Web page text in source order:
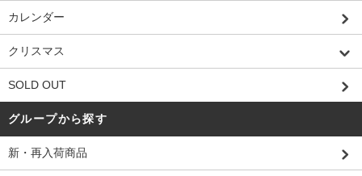
カレンダー
クリスマス
SOLD OUT
グループから探す
新・再入荷商品